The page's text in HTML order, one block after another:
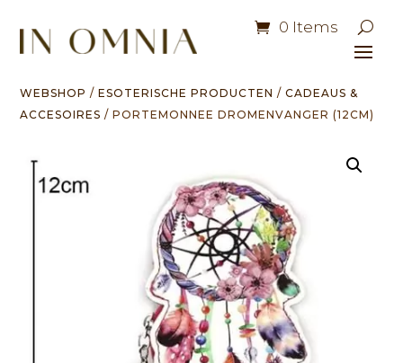
0 Items
WEBSHOP /ESOTERISCHE PRODUCTEN /CADEAUS &
ACCESOIRES / PORTEMONNEE DROMENVANGER (12CM)